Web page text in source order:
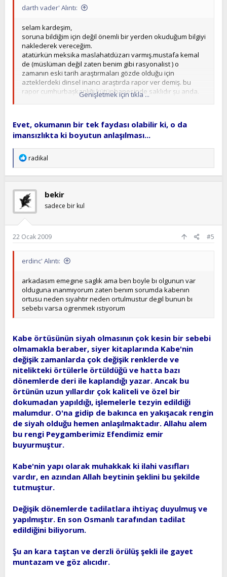
darth vader' Alıntı:
selam kardeşim,
soruna bildiğim için değil önemli bir yerden okuduğum bilgiyi
naklederek vereceğim.
atatürkün meksika maslahatdüzarı varmış.mustafa kemal
de (müslüman değil zaten benim gibi rasyonalist ) o
zamanın eski tarih araştırmaları gözde olduğu için
azteklerdeki dinsel inancı araştırda rapor ver demiş. bu
rapor cumhurbaşkanlığı kütüphanesinde saklıdır şu anda.
ki secde edilsin. benzer olay azteklerdede varmış. ama
onlar gün doğarken ve batarken güneş ışıklarını toğrağa
çarpıp ışıdığı anda öpmek için secde ederlermiş. raporu
yazan maslahatgüzar islamda da namazın güneş
hareketlerine göre kılındığına işaret ederek ( mesela güneş
tutulmalarında da müslümanlar namaza durup secde
bağlantı kurmaya çalışmış.ben raporun tamamını okudum
bana pek inandırıcı gelmediğini bildireyim.
-- benzer şekilde oruç ibadet öncesi sesli çağrı kurban gibi
benzerlikler arasında bağlantılar kurulmuş.
-- işin garibi kabenin örtülmesi hususunda da yorum var.
eski azteklerdede böyle bir durum varmış. adam gidip
üstünü örttükleri ibadethane tam bir harabe -yıkık dökük
müş. o zaman neden üstünü örttüklerini anlamış. bu adam
şekilde bildiriyor.
" kabenin neden üstüne örtü çekildiği bir muamma olmuştur
hep. azteklerden edindiğim bilgiye göre nedeni şu olmalı.
kendisine beytullah yani allahın evi denilen ve büyük
değil fakirullah olarak görülebilirdi. örterek rezalet
önlenmiştir. bir ibadethanenin tavanından tabanına kadar
örtü serilerek kapatılması ve hiç çıplak olarak
gösterilmemesi gibi misline tekabülü bulunmayan bu
garabet bu şekilde açıklanabilir"
raporu mustafa kemale gönderen meksika maslahatgüzarı
Tahsin Mayatepektir.
örtünün neden siyah olduğu ise açıklanmamış . yaşasa
onun içinde acayip bir yorumda bulunurdu.
önemli bir not : bir rasyonalist olarak ateistik bir düşünce ile
hazırlanmış bu rapora katılmadığımı tekrar belirteyim.
okudum çok zorlamalı yorumlar var. ama okumak faydalı
olabilir.
Genişletmek için tıkla ...
Evet, okumanın bir tek faydası olabilir ki, o da
imansızlıkta ki boyutun anlaşılması...
T
i
l
e
r
radikal
bekir
sadece bir kul
22 Ocak 2009 #5
erdinc' Alıntı:
arkadasım emegıne saglık ama ben boyle bı olgunun var
olduguna ınanmıyorum zaten benım sorumda kabenın
ortusu neden sıyahtır neden ortulmustur degıl bunun bı
sebebı varsa ogrenmek ıstıyorum
Kabe örtüsünün siyah olmasının çok kesin bir sebebi
olmamakla beraber, siyer kitaplarında Kabe'nin
değişik zamanlarda çok değişik renklerde ve
nitelikteki örtülerle örtüldüğü ve hatta bazı
dönemlerde deri ile kaplandığı yazar. Ancak bu
örtünün uzun yıllardır çok kaliteli ve özel bir
dokumadan yapıldığı, işlemelerle tezyin edildiği
malumdur. O'na gidip de bakınca en yakışacak rengin
de siyah olduğu hemen anlaşılmaktadır. Allahu alem
bu rengi Peygamberimiz Efendimiz emir
buyurmuştur.
Kabe'nin yapı olarak muhakkak ki ilahi vasıfları
vardır, en azından Allah beytinin şeklini bu şekilde
tutmuştur.
Değişik dönemlerde tadilatlara ihtiyaç duyulmuş ve
yapılmıştır. En son Osmanlı tarafından tadilat
edildiğini biliyorum.
Şu an kara taştan ve derzli örülüş şekli ile gayet
muntazam ve göz alıcıdır.